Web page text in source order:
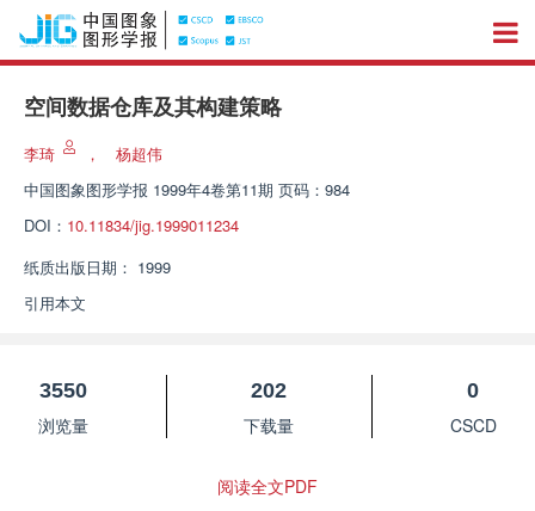
空间数据仓库及其构建策略
李琦 ，
杨超伟
中国图象图形学报 1999年4卷第11期 页码：984
DOI： 10.11834/jig.1999011234
纸质出版日期： 1999
引用本文
3550
浏览量
202
下载量
0
CSCD
阅读全文PDF